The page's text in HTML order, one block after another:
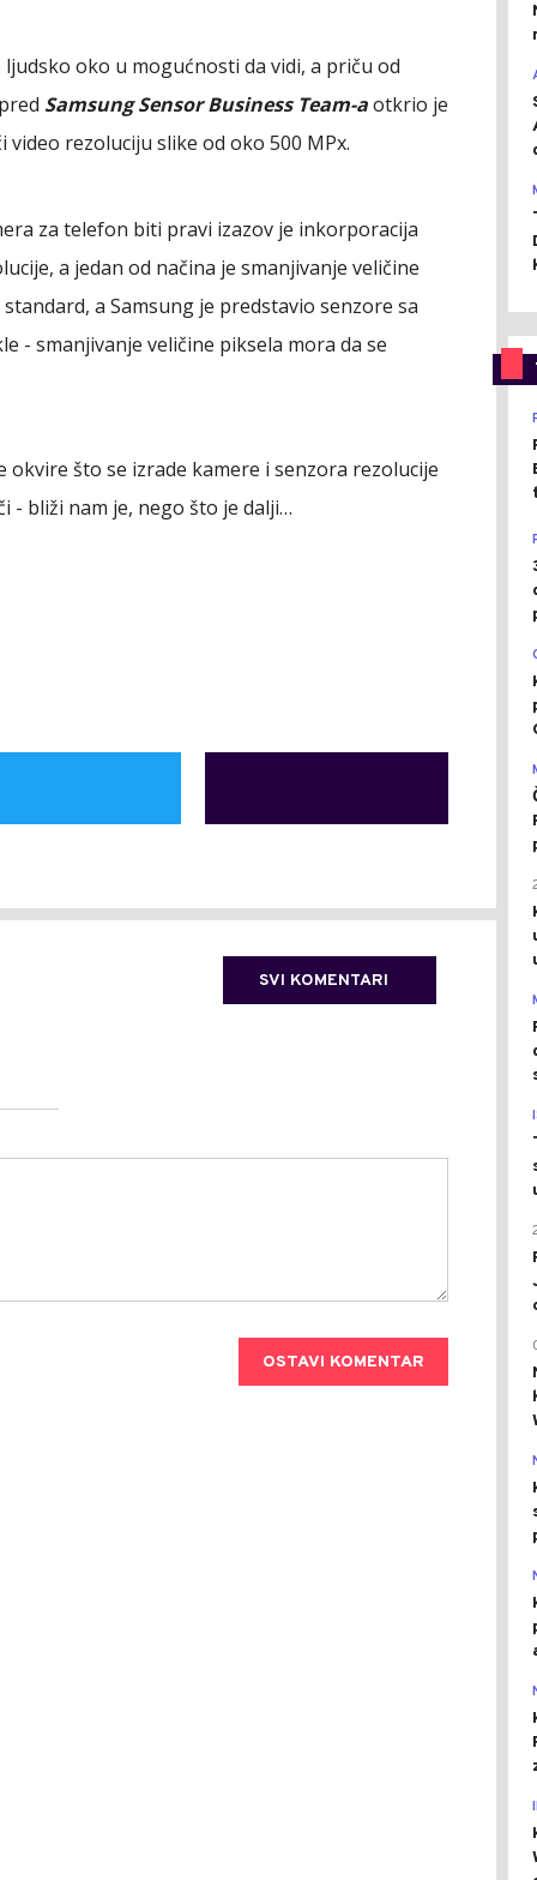
oko u mogućnosti da vidi, a priču od
Samsung Sensor Business Team-aotkrio je
rezoluciju slike od oko 500 MPx.
za telefon biti pravi izazov je inkorporacija
a jedan od načina je smanjivanje veličine
a Samsung je predstavio senzore sa
- smanjivanje veličine piksela mora da se
okvire što se izrade kamere i senzora rezolucije
- bliži nam je, nego što je dalji…
SVI KOMENTARI
OSTAVI KOMENTAR